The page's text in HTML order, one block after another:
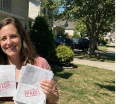
Quân sự - Quốc phòng
Vũ khí
Việt Nam
Phân tích